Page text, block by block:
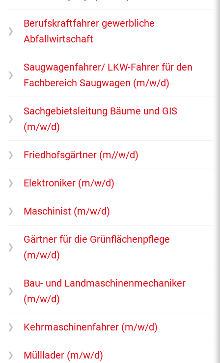
Berufskraftfahrer gewerbliche
Abfallwirtschaft
Saugwagenfahrer/ LKW-Fahrer für den
Fachbereich Saugwagen (m/w/d)
Sachgebietsleitung Bäume und GIS
(m/w/d)
Friedhofsgärtner (m//w/d)
Elektroniker (m/w/d)
Maschinist (m/w/d)
Gärtner für die Grünflächenpflege
(m/w/d)
Bau- und Landmaschinenmechaniker
(m/w/d)
Kehrmaschinenfahrer (m/w/d)
Mülllader (m/w/d)